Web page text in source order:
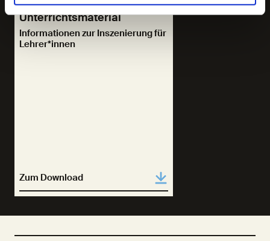
Unterrichtsmaterial
Informationen zur Inszenierung für
Lehrer*innen
Zum Download